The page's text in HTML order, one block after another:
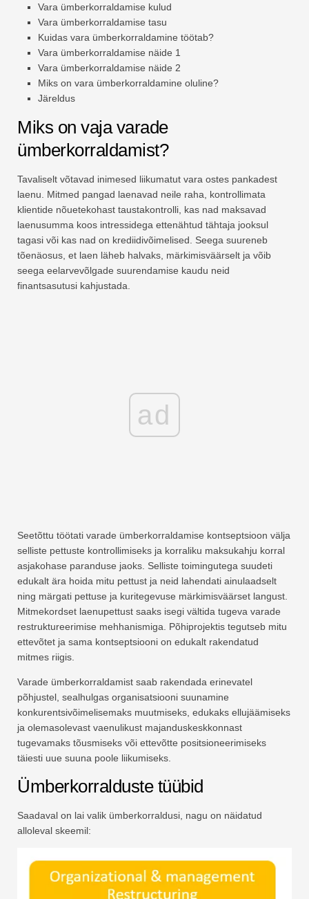
Vara ümberkorraldamise kulud
Vara ümberkorraldamise tasu
Kuidas vara ümberkorraldamine töötab?
Vara ümberkorraldamise näide 1
Vara ümberkorraldamise näide 2
Miks on vara ümberkorraldamine oluline?
Järeldus
Miks on vaja varade
ümberkorraldamist?
Tavaliselt võtavad inimesed liikumatut vara ostes pankadest
laenu. Mitmed pangad laenavad neile raha, kontrollimata
klientide nõuetekohast taustakontrolli, kas nad maksavad
laenusumma koos intressidega ettenähtud tähtaja jooksul
tagasi või kas nad on krediidivõimelised. Seega suureneb
tõenäosus, et laen läheb halvaks, märkimisväärselt ja võib
seega eelarvevõlgade suurendamise kaudu neid
finantsasutusi kahjustada.
ad
Seetõttu töötati varade ümberkorraldamise kontseptsioon välja
selliste pettuste kontrollimiseks ja korraliku maksukahju korral
asjakohase paranduse jaoks. Selliste toimingutega suudeti
edukalt ära hoida mitu pettust ja neid lahendati ainulaadselt
ning märgati pettuse ja kuritegevuse märkimisväärset langust.
Mitmekordset laenupettust saaks isegi vältida tugeva varade
restruktureerimise mehhanismiga. Põhiprojektis tegutseb mitu
ettevõtet ja sama kontseptsiooni on edukalt rakendatud
mitmes riigis.
Varade ümberkorraldamist saab rakendada erinevatel
põhjustel, sealhulgas organisatsiooni suunamine
konkurentsivõimelisemaks muutmiseks, edukaks ellujäämiseks
ja olemasolevast vaenulikust majanduskeskkonnast
tugevamaks tõusmiseks või ettevõtte positsioneerimiseks
täiesti uue suuna poole liikumiseks.
Ümberkorralduste tüübid
Saadaval on lai valik ümberkorraldusi, nagu on näidatud
alloleval skeemil: